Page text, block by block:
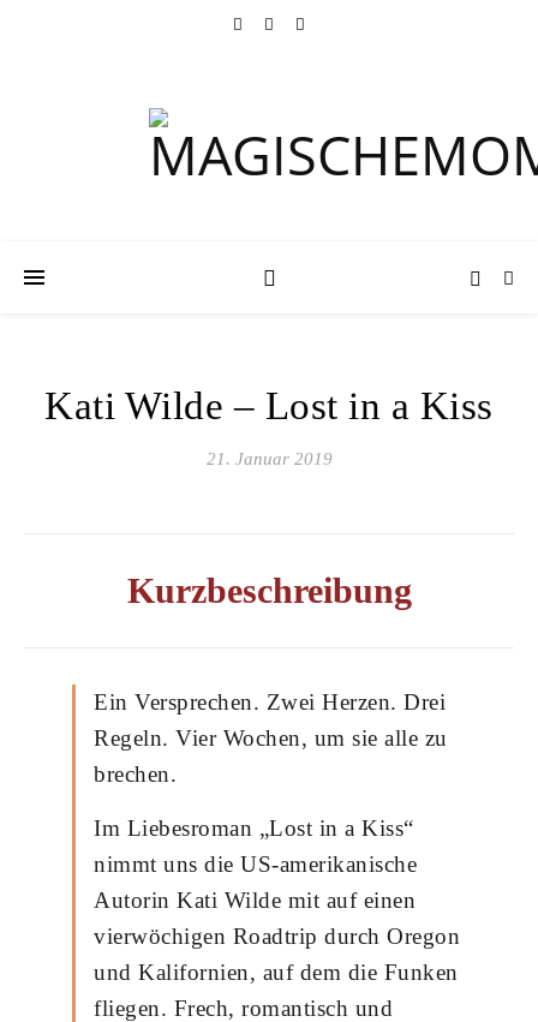
Kati Wilde – Lost in a Kiss
21. Januar 2019
Kurzbeschreibung
Ein Versprechen. Zwei Herzen. Drei
Regeln. Vier Wochen, um sie alle zu
brechen.
Im Liebesroman „Lost in a Kiss“
nimmt uns die US-amerikanische
Autorin Kati Wilde mit auf einen
vierwöchigen Roadtrip durch Oregon
und Kalifornien, auf dem die Funken
fliegen. Frech, romantisch und